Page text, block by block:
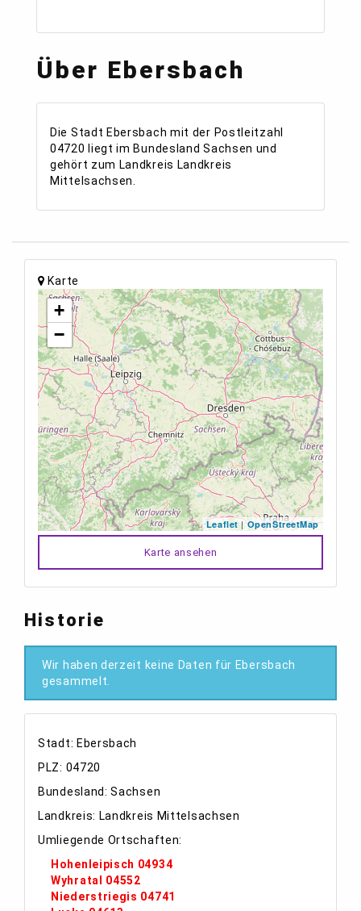
Über Ebersbach
Die Stadt Ebersbach mit der Postleitzahl
04720 liegt im Bundesland Sachsen und
gehört zum Landkreis Landkreis
Mittelsachsen.
Karte
+
−
Leaflet|OpenStreetMap
Karte ansehen
Historie
Wir haben derzeit keine Daten für Ebersbach
gesammelt.
Stadt: Ebersbach
PLZ: 04720
Bundesland: Sachsen
Landkreis: Landkreis Mittelsachsen
Umliegende Ortschaften:
Hohenleipisch 04934
Wyhratal 04552
Niederstriegis 04741